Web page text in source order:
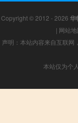
Copyright © 2012 - 2026 华
| 网站
声明：本站内容来自互联网
本站仅为个